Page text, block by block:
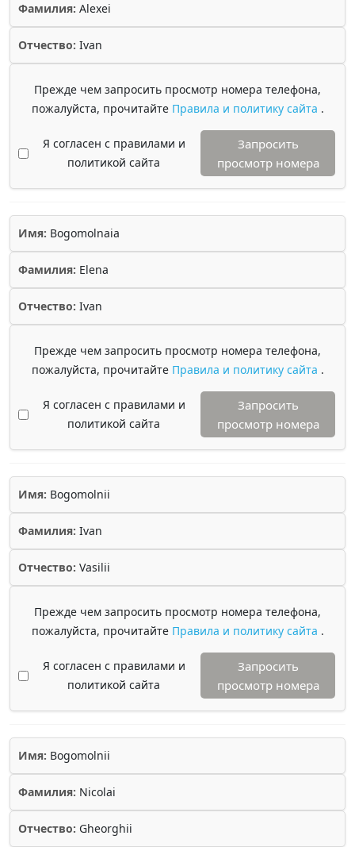
Фамилия: Alexei
Отчество: Ivan
Прежде чем запросить просмотр номера телефона,
пожалуйста, прочитайте Правила и политику сайта .
Я согласен с правилами и
политикой сайта
Запросить
просмотр номера
Имя: Bogomolnaia
Фамилия: Elena
Отчество: Ivan
Прежде чем запросить просмотр номера телефона,
пожалуйста, прочитайте Правила и политику сайта .
Я согласен с правилами и
политикой сайта
Запросить
просмотр номера
Имя: Bogomolnii
Фамилия: Ivan
Отчество: Vasilii
Прежде чем запросить просмотр номера телефона,
пожалуйста, прочитайте Правила и политику сайта .
Я согласен с правилами и
политикой сайта
Запросить
просмотр номера
Имя: Bogomolnii
Фамилия: Nicolai
Отчество: Gheorghii